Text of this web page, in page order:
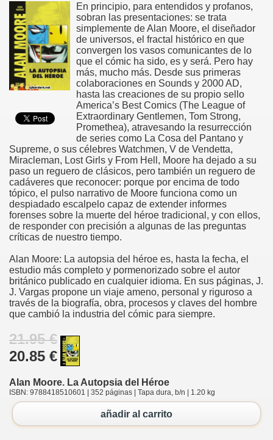
En principio, para entendidos y profanos,
sobran las presentaciones: se trata
simplemente de Alan Moore, el diseñador
de universos, el fractal histórico en que
convergen los vasos comunicantes de lo
que el cómic ha sido, es y será. Pero hay
más, mucho más. Desde sus primeras
colaboraciones en Sounds y 2000 AD,
hasta las creaciones de su propio sello
America’s Best Comics (The League of
Extraordinary Gentlemen, Tom Strong,
Promethea), atravesando la resurrección
de series como La Cosa del Pantano y
Supreme, o sus célebres Watchmen, V de Vendetta,
Miracleman, Lost Girls y From Hell, Moore ha dejado a su
paso un reguero de clásicos, pero también un reguero de
cadáveres que reconocer: porque por encima de todo
tópico, el pulso narrativo de Moore funciona como un
despiadado escalpelo capaz de extender informes
forenses sobre la muerte del héroe tradicional, y con ellos,
de responder con precisión a algunas de las preguntas
críticas de nuestro tiempo.
Alan Moore: La autopsia del héroe es, hasta la fecha, el
estudio más completo y pormenorizado sobre el autor
británico publicado en cualquier idioma. En sus páginas, J.
J. Vargas propone un viaje ameno, personal y riguroso a
través de la biografía, obra, procesos y claves del hombre
que cambió la industria del cómic para siempre.
21.95 €
20.85 €
Alan Moore. La Autopsia del Héroe
ISBN: 9788418510601 | 352 páginas | Tapa dura, b/n | 1.20 kg
añadir al carrito